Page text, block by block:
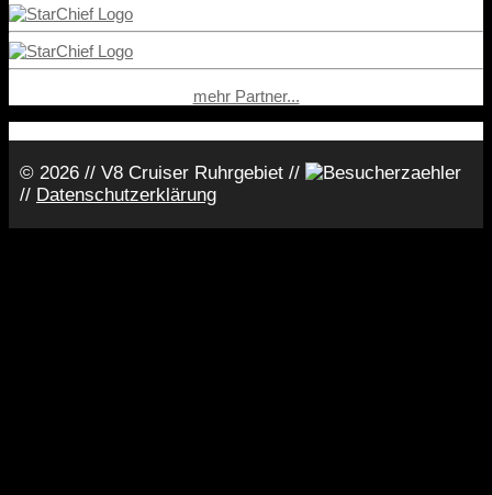
mehr Partner...
© 2026 // V8 Cruiser Ruhrgebiet //
// Datenschutzerklärung